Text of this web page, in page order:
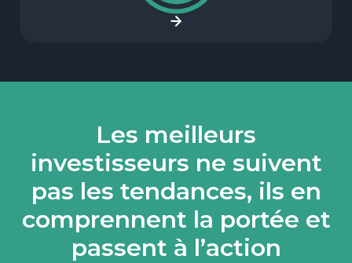
Les meilleurs
investisseurs ne suivent
pas les tendances, ils en
comprennent la portée et
passent à l’action